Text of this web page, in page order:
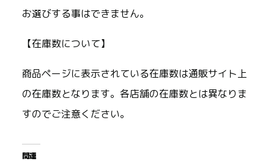
お選びする事はできません。
【在庫数について】
商品ページに表示されている在庫数は通販サイト上
の在庫数となります。各店舗の在庫数とは異なりま
すのでご注意ください。
関連